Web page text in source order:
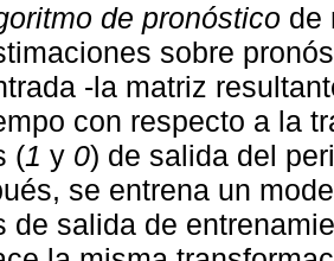
de pronóstico de
sobre
-la matriz
con respecto a la
(1 y 0) de salida del
se entrena un
de salida de